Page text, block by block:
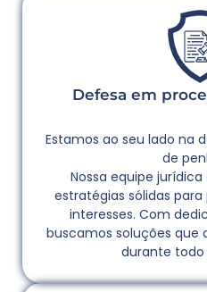
Defesa em
Estamos ao seu lado na
de
Nossa equipe
estratégias sólidas
interesses. Com
buscamos soluções que
durante todo